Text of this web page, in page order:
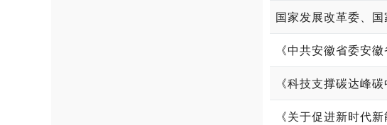
《科技支撑碳达峰
《关于促进新时代